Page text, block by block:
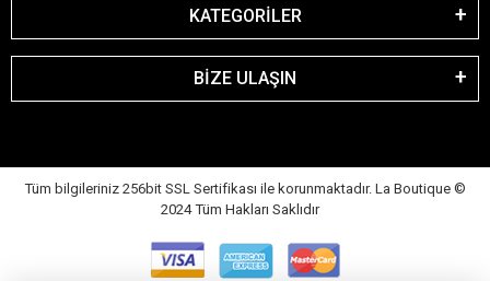
KATEGORİLER
BİZE ULAŞIN
Tüm bilgileriniz 256bit SSL Sertifikası ile korunmaktadır. La Boutique ©
2024 Tüm Hakları Saklıdır